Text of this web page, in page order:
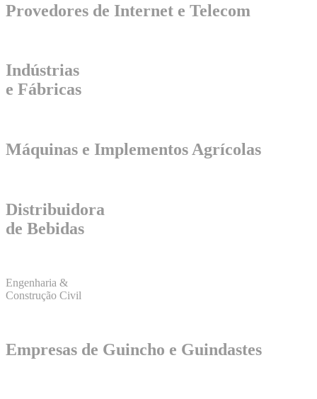
Provedores de Internet e Telecom
Indústrias
e Fábricas
Máquinas e Implementos Agrícolas
Distribuidora
de Bebidas
Engenharia &
Construção Civil
Empresas de Guincho e Guindastes